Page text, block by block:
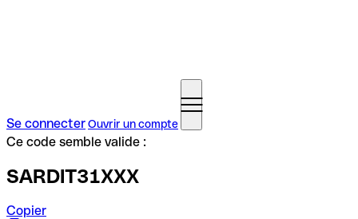
Se connecterOuvrir un compte
Ce code semble valide :
SARDIT31XXX
Copier